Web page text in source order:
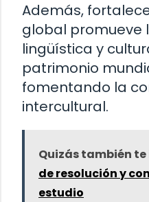
Además,
global promueve
lingüística y
patrimonio
fomentando la
intercultural.
Quizás también te
de resolución y
estudio